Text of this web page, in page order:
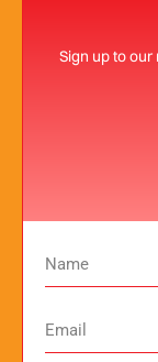
Sign up to